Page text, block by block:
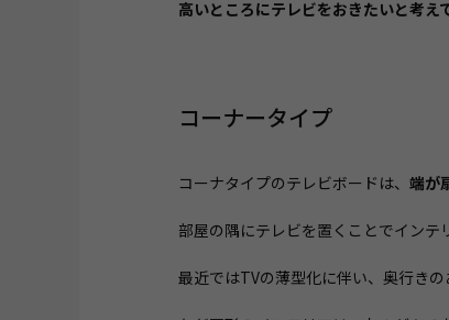
高いところにテレビをおきたいと考え
コーナータイプ
コーナタイプのテレビボードは、 端が
部屋の隅にテレビを置くことでイン
最近ではTVの薄型化に伴い、奥行き